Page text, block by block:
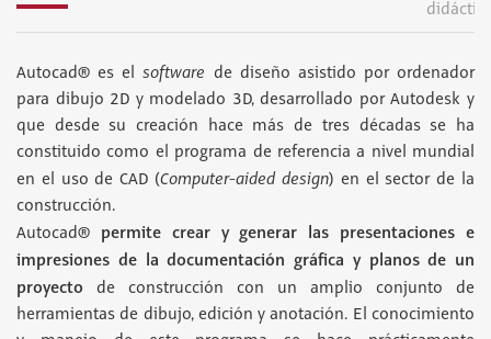
Autocad® es elsoftware de diseño asistido por ordenador
para dibujo 2D y modelado 3D, desarrollado por Autodesk y
que desde su creación hace más de tres décadas se ha
constituido como el programa de referencia a nivel mundial
en el uso de CAD (Computer-aided design) en el sector de la
construcción.
Autocad® permite crear y generar las presentaciones e
impresiones de la documentación gráfica y planos de un
proyecto de construcción con un amplio conjunto de
herramientas de dibujo, edición y anotación. El conocimiento